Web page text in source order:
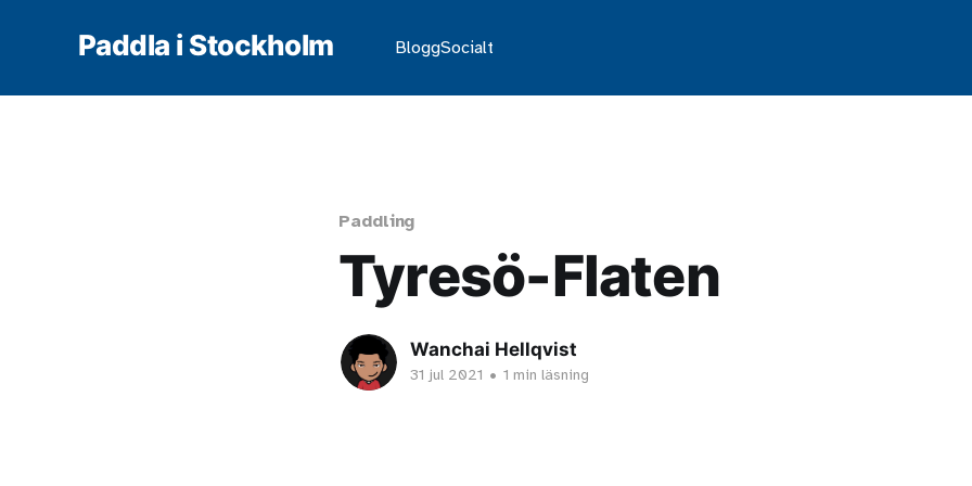
Paddla i Stockholm BloggSocialt
Paddling
Tyresö-Flaten
Wanchai Hellqvist
31 jul 2021 • 1 min läsning